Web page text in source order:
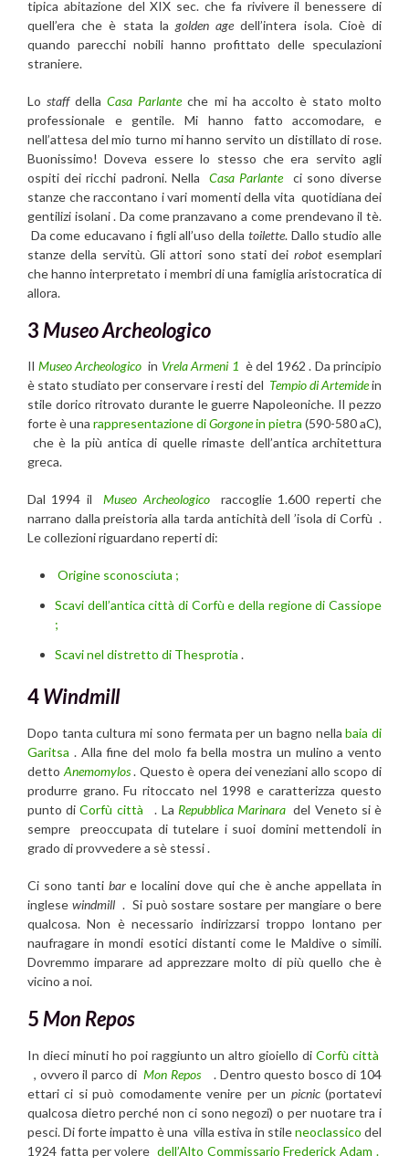
tipica abitazione del XIX sec. che fa rivivere il benessere di
quell’era che è stata la golden age dell’intera isola. Cioè di
quando parecchi nobili hanno profittato delle speculazioni
straniere.
LostaffdellaCasa Parlanteche mi ha accolto è stato molto
professionale e gentile. Mi hanno fatto accomodare, e
nell’attesa del mio turno mi hanno servito un distillato di rose.
Buonissimo! Doveva essere lo stesso che era servito agli
ospiti dei ricchi padroni. NellaCasa Parlante
ci sono diverse
stanze che raccontano i vari momenti della vita quotidiana dei
gentilizi isolani . Da come pranzavano a come prendevano il tè.
Da come educavano i figli all’uso della toilette. Dallo studio alle
stanze della servitù. Gli attori sono stati dei robotesemplari
che hanno interpretato i membri di una famiglia aristocratica di
allora.
3 Museo Archeologico
Il Museo Archeologico in Vrela Armeni 1 è del 1962 . Da principio
è stato studiato per conservare i resti del Tempio di Artemidein
stile dorico ritrovato durante le guerre Napoleoniche. Il pezzo
forte è una rappresentazione diGorgonein pietra (590-580 aC),
che è la più antica di quelle rimaste dell’antica architettura
greca.
Dal 1994 ilMuseo Archeologicoraccoglie 1.600 reperti che
narrano dalla preistoria alla tarda antichità dell ’isola di Corfù .
Le collezioni riguardano reperti di:
Origine sconosciuta ;
Scavi dell’antica città di Corfù e della regione di Cassiope
;
Scavi nel distretto di Thesprotia .
4Windmill
Dopo tanta cultura mi sono fermata per un bagno nellabaia di
Garitsa . Alla fine del molo fa bella mostra un mulino a vento
detto Anemomylos. Questo è opera dei veneziani allo scopo di
produrre grano. Fu ritoccato nel 1998 e caratterizza questo
punto diCorfù città . La Repubblica Marinara del Veneto si è
sempre preoccupata di tutelare i suoi domini mettendoli in
grado di provvedere a sè stessi .
Ci sono tanti bare localini dove qui che è anche appellata in
inglese windmill. Si può sostare sostare per mangiare o bere
qualcosa. Non è necessario indirizzarsi troppo lontano per
naufragare in mondi esotici distanti come le Maldive o simili.
Dovremmo imparare ad apprezzare molto di più quello che è
vicino a noi.
5 Mon Repos
In dieci minuti ho poi raggiunto un altro gioiello diCorfù città
, ovvero il parco di Mon Repos
. Dentro questo bosco di 104
ettari ci si può comodamente venire per un picnic(portatevi
qualcosa dietro perché non ci sono negozi) o per nuotare tra i
pesci. Di forte impatto è una villa estiva in stileneoclassico del
1924 fatta per volere dell’Alto Commissario Frederick Adam .